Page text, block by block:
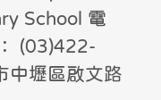
School 電
(03)422-
中壢區啟文路